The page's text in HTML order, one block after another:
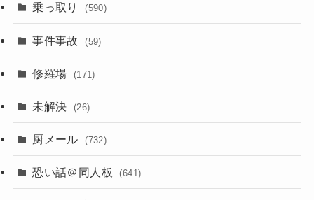
乗っ取り (590)
事件事故 (59)
修羅場 (171)
未解決 (26)
厨メール (732)
恐い話＠同人板 (641)